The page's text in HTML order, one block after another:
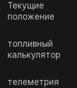
Текущие
положение
топливный
калькулятор
телеметрия